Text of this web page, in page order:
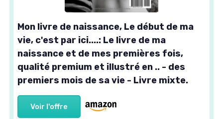
Mon livre de naissance, Le début de ma
vie, c'est par ici....: Le livre de ma
naissance et de mes premières fois,
qualité premium et illustré en .. - des
premiers mois de sa vie - Livre mixte.
Voir l'offre